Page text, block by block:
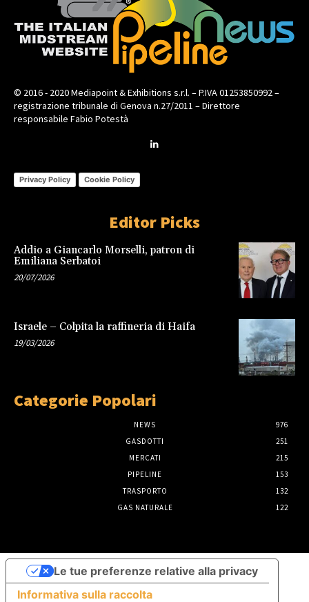
© 2016 - 2020 Mediapoint & Exhibitions s.r.l. – P.IVA 01253850992 –
registrazione tribunale di Genova n.27/2011 – Direttore
responsabile Fabio Potestà
Privacy Policy Cookie Policy
Editor Picks
Addio a Giancarlo Morselli, patron di
Emiliana Serbatoi
20/07/2026
Israele – Colpita la raffineria di Haifa
19/03/2026
Categorie Popolari
NEWS
976
GASDOTTI
251
MERCATI
215
PIPELINE
153
TRASPORTO
132
GAS NATURALE
122
Informativa sulla raccolta
Le tue preferenze relative alla privacy